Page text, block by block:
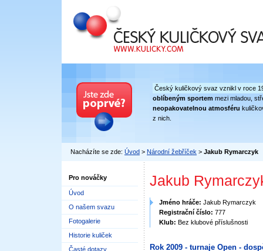
Český kuličkový svaz
Český kuličkový svaz vznikl v roce
oblíbeným sportem mezi mladou,
neopakovatelnou atmosféru
z nich.
Nacházíte se zde: Úvod > Národní žebříček > Jakub Rymarczyk
Pro nováčky
Úvod
O našem svazu
Fotogalerie
Historie kuliček
Časté dotazy
Jakub
Jméno hráče: Jakub Rymarczyk
Registrační číslo: 777
Klub: Bez klubové příslušnosti
Rok 2009 - turnaje Open -